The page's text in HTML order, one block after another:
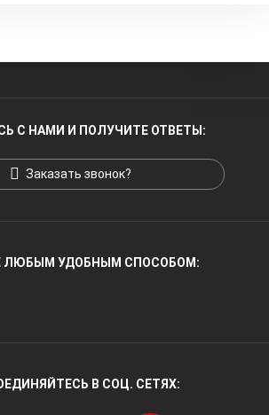
С НАМИ И ПОЛУЧИТЕ ОТВЕТЫ:
Заказать звонок?
ЛЮБЫМ УДОБНЫМ СПОСОБОМ:
В СОЦ. СЕТЯХ: